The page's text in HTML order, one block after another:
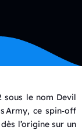
sous le nom Devil
Army, ce spin‑off
l’origine sur un